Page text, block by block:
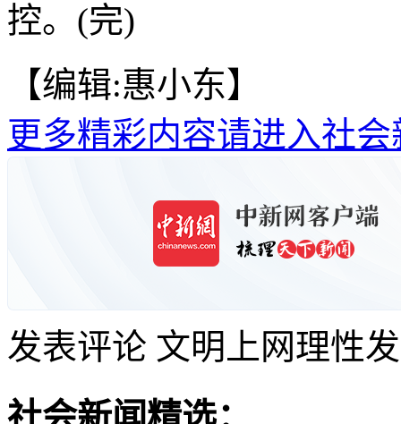
控。(完)
【编辑:惠小东】
更多精彩内容请进入社会
发表评论 文明上网理性
社会新闻精选：